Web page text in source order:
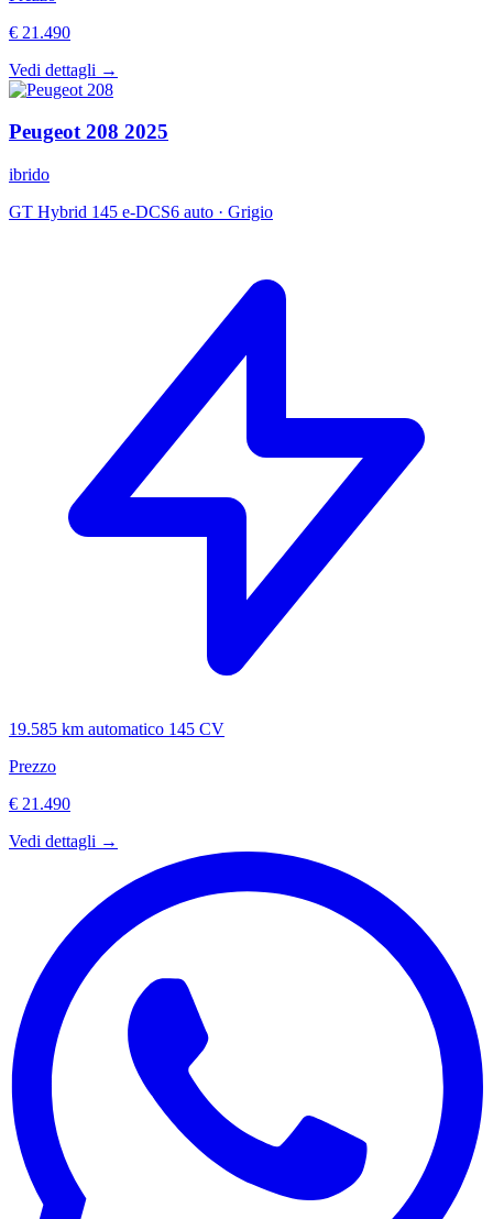
€ 21.490
Vedi dettagli →
Peugeot208 2025
ibrido
GT Hybrid 145 e-DCS6 auto · Grigio
19.585 km automatico 145 CV
Prezzo
€ 21.490
Vedi dettagli →